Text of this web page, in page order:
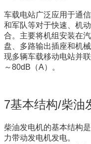
车载电站广泛应用于通
和军队等对于快速、机
合。主要将机组安装在
盘、多路输出插座和机
现多辆车载移动电站并
～80dB（A）。
7基本结构/柴油
柴油发电机的基本结构
力带动发电机发电。